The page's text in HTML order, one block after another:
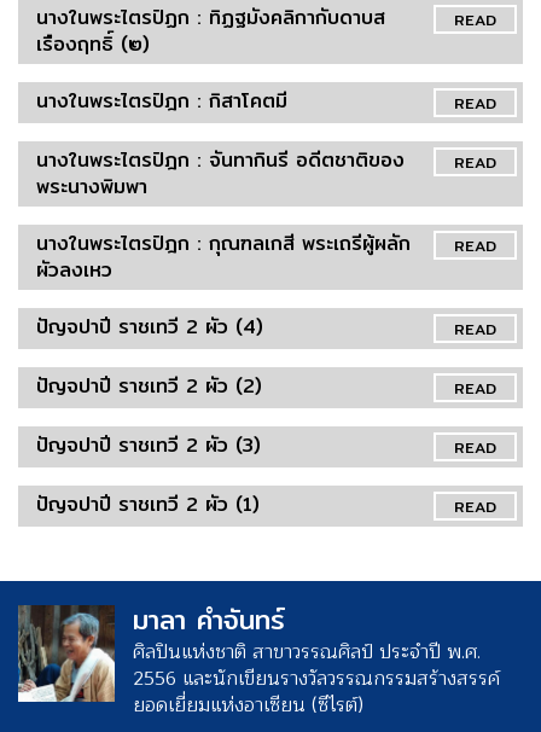
READ
นางในพระไตรปิฏก : ทิฏฐมังคลิกากับดาบส
เรืองฤทธิ์ (๒)
READ
นางในพระไตรปิฎก : กิสาโคตมี
READ
นางในพระไตรปิฎก : จันทากินรี อดีตชาติของ
พระนางพิมพา
READ
นางในพระไตรปิฎก : กุณฑลเกสี พระเถรีผู้ผลัก
ผัวลงเหว
READ
ปัญจปาปี ราชเทวี 2 ผัว (4)
READ
ปัญจปาปี ราชเทวี 2 ผัว (2)
READ
ปัญจปาปี ราชเทวี 2 ผัว (3)
READ
ปัญจปาปี ราชเทวี 2 ผัว (1)
มาลา คำจันทร์
ศิลปินแห่งชาติ สาขาวรรณศิลป์ ประจำปี พ.ศ.
2556 และนักเขียนรางวัลวรรณกรรมสร้างสรรค์
ยอดเยี่ยมแห่งอาเซียน (ซีไรต์)